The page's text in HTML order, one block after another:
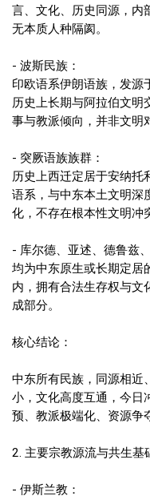
言、文化、历史同源，内
无本质人种隔阂。
- 波斯民族：
印欧语系伊朗语族，发源
历史上长期与阿拉伯文明
事与教派倾向，并非文明
- 突厥语族族群：
历史上西迁定居于安纳托
语系，与中东本土文明深
化，不存在根本性文明冲
- 库尔德、亚述、德鲁兹
均为中东原生或长期定居
内，拥有合法生存权与文
成部分。
核心结论：
中东所有民族，同源相近
小，文化高度互通，今日
预、教派极端化、资源争
2. 主要宗教源流与共生基
- 伊斯兰教：